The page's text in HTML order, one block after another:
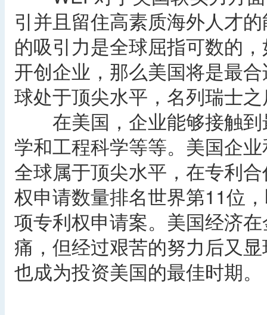
引并且留住高素质海外人才
的吸引力是全球屈指可数的
开创企业，那么美国将是最
球处于顶尖水平，名列瑞士
在美国，企业能够接触到
学和工程科学等等。美国企
全球属于顶尖水平，在专利
权申请数量排名世界第11位
项专利权申请案。美国经济
痛，但经过艰苦的努力后又
也成为投资美国的最佳时期。